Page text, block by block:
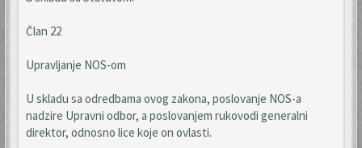
Član 22
Upravljanje NOS-om
U skladu sa odredbama ovog zakona, poslovanje NOS-a
nadzire Upravni odbor, a poslovanjem rukovodi generalni
direktor, odnosno lice koje on ovlasti.